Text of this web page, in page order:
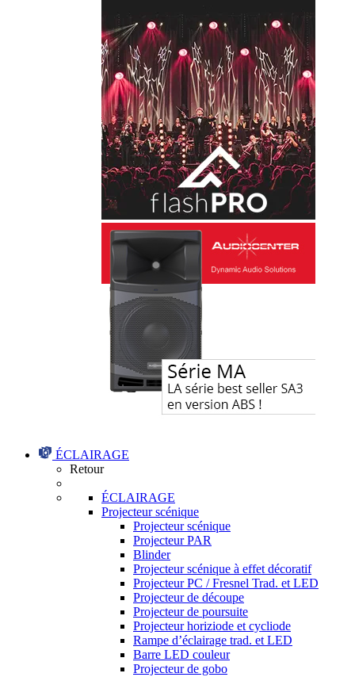
ÉCLAIRAGE
Retour
ÉCLAIRAGE
Projecteur scénique
Projecteur scénique
Projecteur PAR
Blinder
Projecteur scénique à effet décoratif
Projecteur PC / Fresnel Trad. et LED
Projecteur de découpe
Projecteur de poursuite
Projecteur horiziode et cycliode
Rampe d’éclairage trad. et LED
Barre LED couleur
Projecteur de gobo